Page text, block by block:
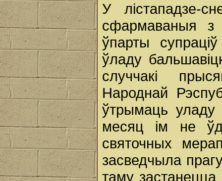
У лістападзе-
сфармаваныя з
ўпарты
ўладу
случчакі
Народнай
ўтрымаць
месяц ім не
святочных
засведчыла
таму